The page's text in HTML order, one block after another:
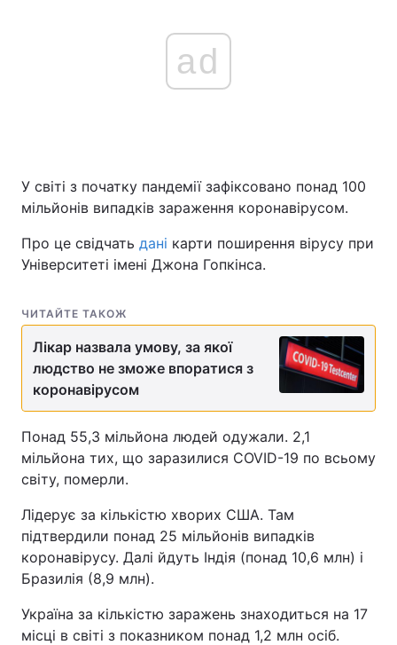
ad
У світі з початку пандемії зафіксовано понад 100
мільйонів випадків зараження коронавірусом.
Про це свідчать дані карти поширення вірусу при
Університеті імені Джона Гопкінса.
ЧИТАЙТЕ ТАКОЖ
Лікар назвала умову, за якої
людство не зможе впоратися з
коронавірусом
Понад 55,3 мільйона людей одужали. 2,1
мільйона тих, що заразилися COVID-19 по всьому
світу, померли.
Лідерує за кількістю хворих США. Там
підтвердили понад 25 мільйонів випадків
коронавірусу. Далі йдуть Індія (понад 10,6 млн) і
Бразилія (8,9 млн).
Україна за кількістю заражень знаходиться на 17
місці в світі з показником понад 1,2 млн осіб.